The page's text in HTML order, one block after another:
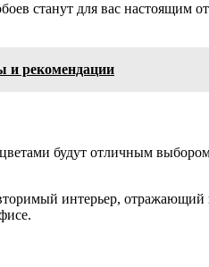
станут для вас
и рекомендации
будут отличным
интерьер,